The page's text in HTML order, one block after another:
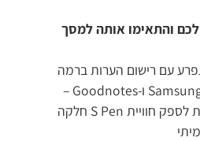
אותה למסך
רישום הערות ברמה
מקצועית בעזרת Samsung Notes ו-Goodnotes –
המותאמות בצורה מיטבית לספק חוויית S Pen חלקה